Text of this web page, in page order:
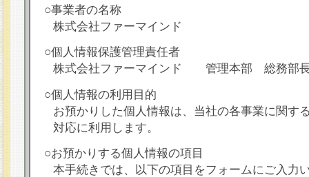
○事業者の名称
株式会社ファーマインド
○個人情報保護管理責任者
株式会社ファーマインド 管理本部 総務部
○個人情報の利用目的
お預かりした個人情報は、当社の各事業に関す
対応に利用します。
○お預かりする個人情報の項目
本手続きでは、以下の項目をフォームにご入力